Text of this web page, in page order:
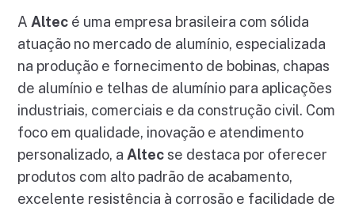
AAltec é uma empresa brasileira com sólida
atuação no mercado de alumínio, especializada
na produção e fornecimento de bobinas, chapas
de alumínio e telhas de alumínio para aplicações
industriais, comerciais e da construção civil. Com
foco em qualidade, inovação e atendimento
personalizado, aAltecse destaca por oferecer
produtos com alto padrão de acabamento,
excelente resistência à corrosão e facilidade de